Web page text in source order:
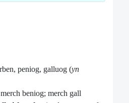
peniog, galluog (yn
merch beniog; merch gall